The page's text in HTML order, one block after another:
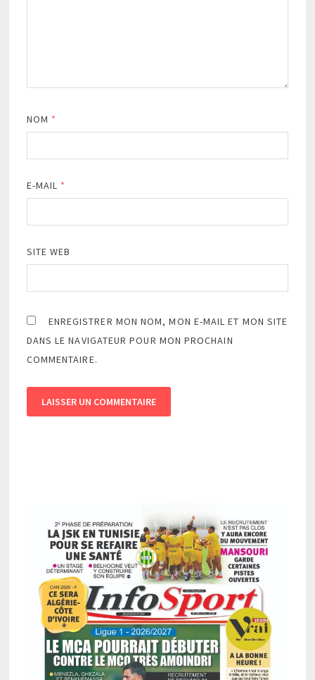
NOM *
E-MAIL *
SITE WEB
ENREGISTRER MON NOM, MON E-MAIL ET MON SITE
DANS LE NAVIGATEUR POUR MON PROCHAIN
COMMENTAIRE.